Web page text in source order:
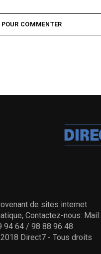
COMMENTER
de sites internet
Contactez-nous: Mail:
94 64 / 98 88 96 48
Direct7 - Tous droits